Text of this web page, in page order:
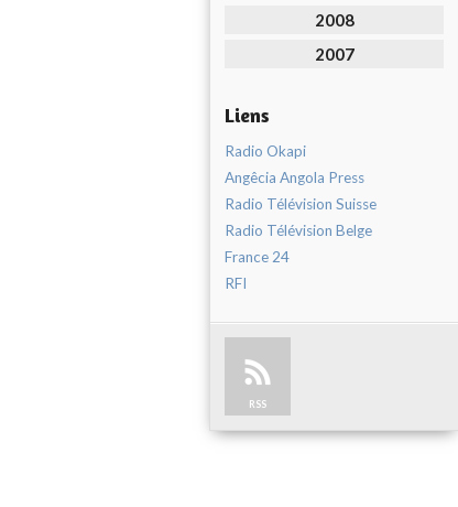
2008
2007
Liens
Radio Okapi
Angêcia Angola Press
Radio Télévision Suisse
Radio Télévision Belge
France 24
RFI
RSS